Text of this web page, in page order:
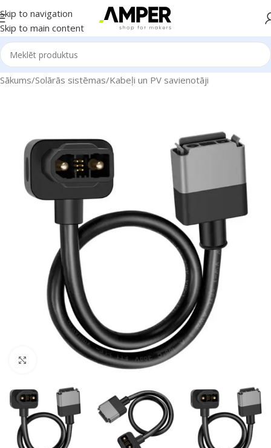
Skip to navigation
Skip to main content
Sākums/Solārās sistēmas/Kabeļi un PV savienotāji
Noklikšķiniet, lai palielinātu